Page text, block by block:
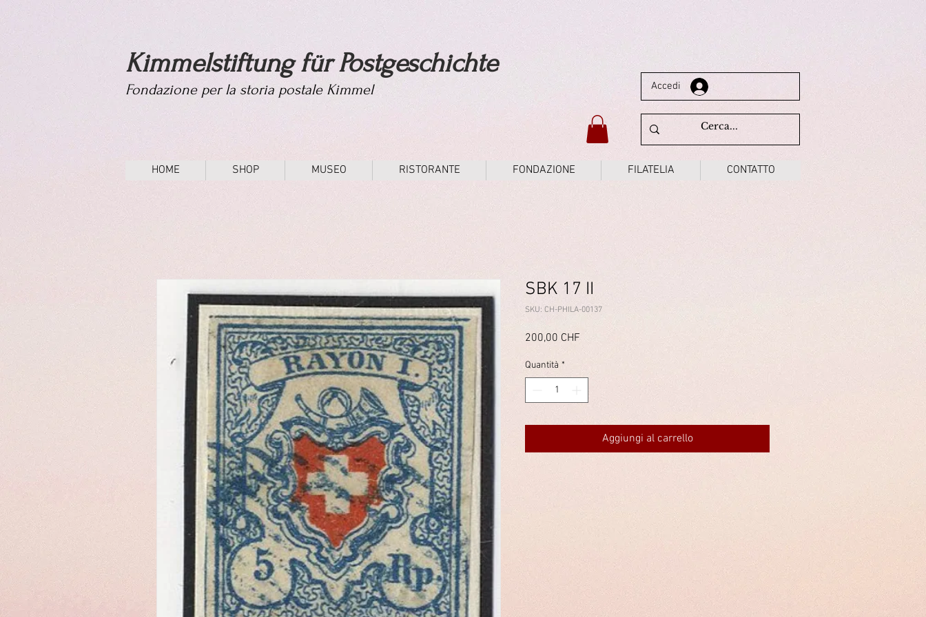
Kimmelstiftung für Postgeschichte
Fondazione per la storia postale Kimmel Accedi
HOME SHOP MUSEO RISTORANTE FONDAZIONE FILATELIA CONTATTO
SBK 17 II
SKU: CH-PHILA-00137
200,00 CHF
Quantità *
Aggiungi al carrello